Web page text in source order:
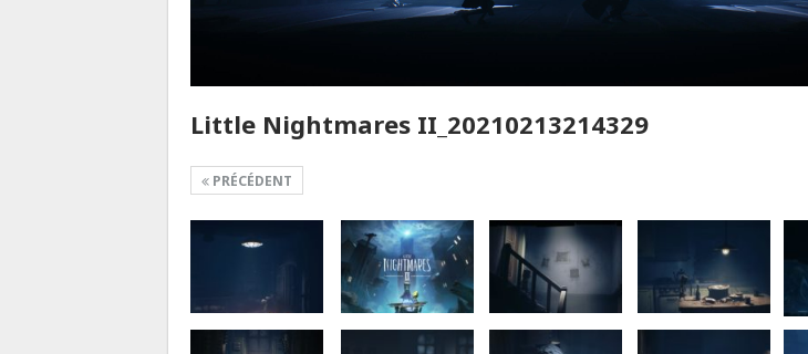
Little Nightmares II_20210213214329
PRÉCÉDENT